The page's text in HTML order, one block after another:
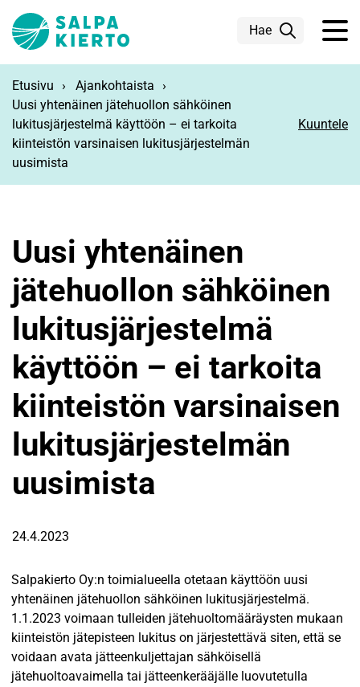
Hae
Etusivu
Ajankohtaista
Uusi yhtenäinen jätehuollon sähköinen
lukitusjärjestelmä käyttöön – ei tarkoita
kiinteistön varsinaisen lukitusjärjestelmän
uusimista
Kuuntele
Uusi yhtenäinen
jätehuollon sähköinen
lukitusjärjestelmä
käyttöön – ei tarkoita
kiinteistön varsinaisen
lukitusjärjestelmän
uusimista
24.4.2023
Salpakierto Oy:n toimialueella otetaan käyttöön uusi
yhtenäinen jätehuollon sähköinen lukitusjärjestelmä.
1.1.2023 voimaan tulleiden jätehuoltomääräysten mukaan
kiinteistön jätepisteen lukitus on järjestettävä siten, että se
voidaan avata jätteenkuljettajan sähköisellä
jätehuoltoavaimella tai jätteenkerääjälle luovutetulla